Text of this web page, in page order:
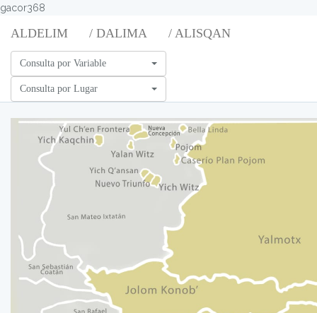
gacor368
ALDELIM / DALIMA / ALISQAN
Consulta por Variable
Consulta por Lugar